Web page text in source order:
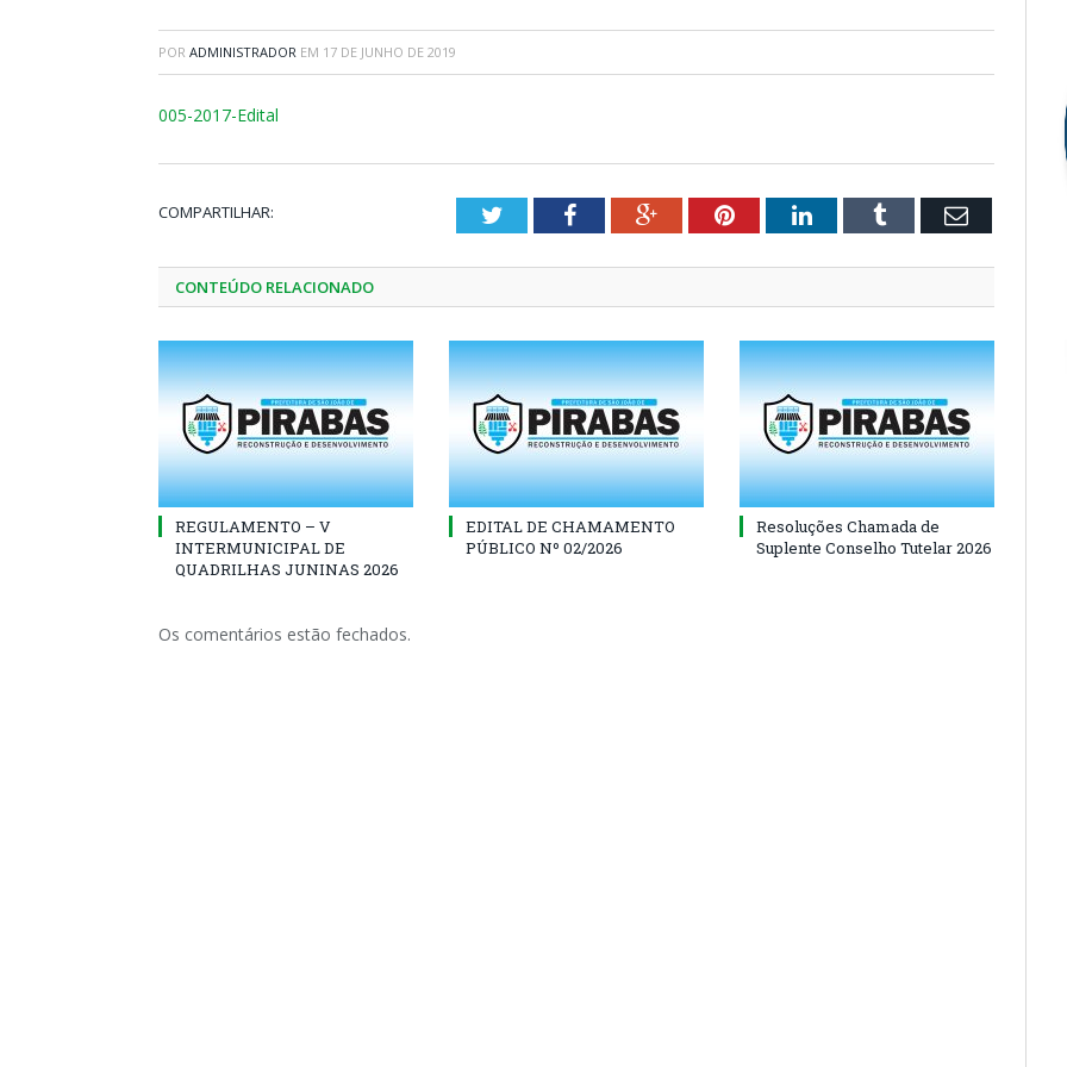
POR ADMINISTRADOR EM 17 DE JUNHO DE 2019
005-2017-Edital
COMPARTILHAR: TwitterFacebookGoogle+PinterestLinkedInTumblr Email
CONTEÚDO RELACIONADO
REGULAMENTO – V
INTERMUNICIPAL DE
QUADRILHAS JUNINAS 2026
EDITAL DE CHAMAMENTO
PÚBLICO Nº 02/2026
Resoluções Chamada de
Suplente Conselho Tutelar 2026
Os comentários estão fechados.